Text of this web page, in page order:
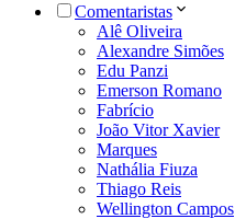
Comentaristas
Alê Oliveira
Alexandre Simões
Edu Panzi
Emerson Romano
Fabrício
João Vitor Xavier
Marques
Nathália Fiuza
Thiago Reis
Wellington Campos